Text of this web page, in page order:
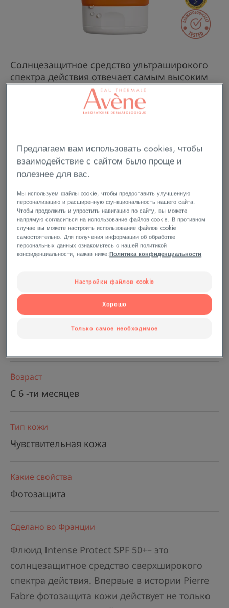
Солнцезащитное средство ультраширокого
спектра действия отвечает самым высоким
требованиям в области ухода за кожей,
минимизируя наше воздействие на
окружающее среду.
Уменьшает сухость кожи Впитывается за 3 секунды
Водостойкость Не оставляет белой пленки
Солнцезащитный фильтр с ультрашироким
спектром действия.
Первый органический фильтр Pierre Fabre.
Тюбик Тюбик
150мл.
Для кого подходит
Возраст
C 6 -ти месяцев
Тип кожи
Чувствительная кожа
Какие свойства
Фотозащита
Сделано во Франции
Флюид Intense Protect SPF 50+– это
солнцезащитное средство сверхширокого
спектра действия. Впервые в истории Pierre
Fabre фотозащита кожи действует не только
Предлагаем вам использовать cookies, чтобы
взаимодействие с сайтом было проще и
полезнее для вас.
Мы используем файлы cookie, чтобы предоставить улучшенную
персонализацию и расширенную функциональность нашего сайта.
Чтобы продолжить и упростить навигацию по сайту, вы можете
напрямую согласиться на использование файлов cookie. В противном
случае вы можете настроить использование файлов cookie
самостоятельно. Для получения информации об обработке
персональных данных ознакомьтесь с нашей политикой
конфиденциальности, нажав ниже: Политика конфиденциальности
Настройки файлов cookie
Только самое необходимое
Хорошо